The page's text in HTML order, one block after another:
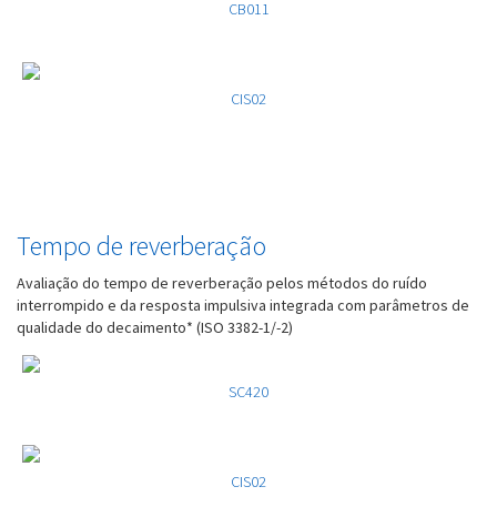
CB011
CIS02
Tempo de reverberação
Avaliação do tempo de reverberação pelos métodos do ruído
interrompido e da resposta impulsiva integrada com parâmetros de
qualidade do decaimento* (ISO 3382-1/-2)
SC420
CIS02